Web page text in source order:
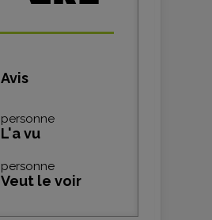
Avis
personne
L'a vu
personne
Veut le voir